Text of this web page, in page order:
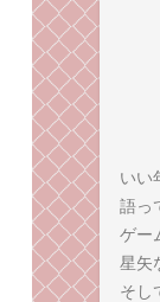
いい
語っ
ゲー
星矢
そし